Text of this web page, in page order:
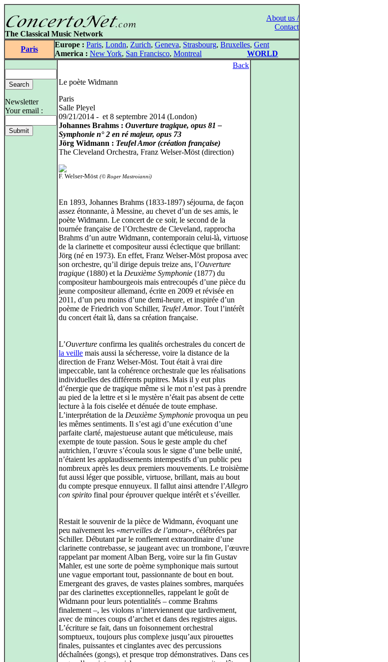
About us /
Contact
The Classical Music Network
Paris
Europe : Paris, Londn, Zurich, Geneva, Strasbourg, Bruxelles, Gent
America : New York, San Francisco, Montreal WORLD
Newsletter
Your email :
Back
Le poète Widmann
Paris
Salle Pleyel
09/21/2014 - et 8 septembre 2014 (London)
Johannes Brahms : Ouverture tragique, opus 81 –
Symphonie n° 2 en ré majeur, opus 73
Jörg Widmann : Teufel Amor (création française)
The Cleveland Orchestra, Franz Welser-Möst (direction)
F. Welser-Möst (© Roger Mastroianni)
En 1893, Johannes Brahms (1833-1897) séjourna, de façon
assez étonnante, à Messine, au chevet d’un de ses amis, le
poète Widmann. Le concert de ce soir, le second de la
tournée française de l’Orchestre de Cleveland, rapprocha
Brahms d’un autre Widmann, contemporain celui-là, virtuose
de la clarinette et compositeur aussi éclectique que brillant:
Jörg (né en 1973). En effet, Franz Welser-Möst proposa avec
son orchestre, qu’il dirige depuis treize ans, l’Ouverture
tragique (1880) et la Deuxième Symphonie (1877) du
compositeur hambourgeois mais entrecoupés d’une pièce du
jeune compositeur allemand, écrite en 2009 et révisée en
2011, d’un peu moins d’une demi-heure, et inspirée d’un
poème de Friedrich von Schiller, Teufel Amor. Tout l’intérêt
du concert était là, dans sa création française.
L’Ouverture confirma les qualités orchestrales du concert de
la veille mais aussi la sécheresse, voire la distance de la
direction de Franz Welser-Möst. Tout était à vrai dire
impeccable, tant la cohérence orchestrale que les réalisations
individuelles des différents pupitres. Mais il y eut plus
d’énergie que de tragique même si le mot n’est pas à prendre
au pied de la lettre et si le mystère n’était pas absent de cette
lecture à la fois ciselée et dénuée de toute emphase.
L’interprétation de la Deuxième Symphonie provoqua un peu
les mêmes sentiments. Il s’est agi d’une exécution d’une
parfaite clarté, majestueuse autant que méticuleuse, mais
exempte de toute passion. Sous le geste ample du chef
autrichien, l’œuvre s’écoula sous le signe d’une belle unité,
n’étaient les applaudissements intempestifs d’un public peu
nombreux après les deux premiers mouvements. Le troisième
fut aussi léger que possible, virtuose, brillant, mais au bout
du compte presque ennuyeux. Il fallut ainsi attendre l’Allegro
con spirito final pour éprouver quelque intérêt et s’éveiller.
Restait le souvenir de la pièce de Widmann, évoquant une
peu naïvement les «merveilles de l’amour», célébrées par
Schiller. Débutant par le ronflement extraordinaire d’une
clarinette contrebasse, se jaugeant avec un trombone, l’œuvre
rappelant par moment Alban Berg, voire sur la fin Gustav
Mahler, est une sorte de poème symphonique mais surtout
une vague emportant tout, passionnante de bout en bout.
Emergeant des graves, de vastes plaines sombres, marquées
par des clarinettes exceptionnelles, rappelant le goût de
Widmann pour leurs potentialités – comme Brahms
finalement –, les violons n’interviennent que tardivement,
avec de minces coups d’archet et dans des registres aigus.
L’écriture se fait, dans un foisonnement orchestral
somptueux, toujours plus complexe jusqu’aux pirouettes
finales, puissantes et cinglantes avec des percussions
déchaînées (gongs), et presque trop démonstratives. Dans ces